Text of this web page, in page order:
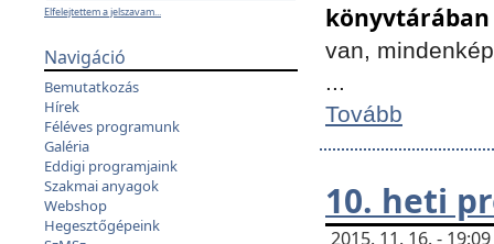
Elfelejtettem a jelszavam...
Navigáció
Bemutatkozás
Hírek
Féléves programunk
Galéria
Eddigi programjaink
Szakmai anyagok
Webshop
Hegesztőgépeink
könyvtárában
van,
...
Tovább
10. heti
2015. 11. 16. -